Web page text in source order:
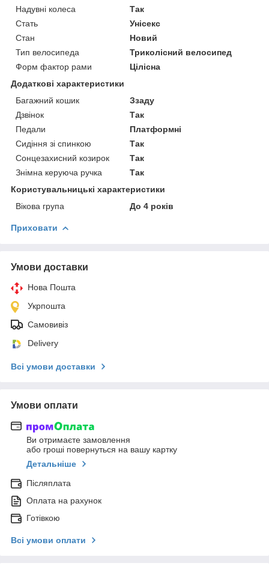
Надувні колеса
Так
Стать
Унісекс
Стан
Новий
Тип велосипеда
Триколісний велосипед
Форм фактор рами
Цілісна
Додаткові характеристики
Багажний кошик
Ззаду
Дзвінок
Так
Педали
Платформні
Сидіння зі спинкою
Так
Сонцезахисний козирок
Так
Знімна керуюча ручка
Так
Користувальницькі характеристики
Вікова група
До 4 років
Приховати
Умови доставки
Нова Пошта
Укрпошта
Самовивіз
Delivery
Всі умови доставки
Умови оплати
Ви отримаєте замовлення
або гроші повернуться на вашу картку
Детальніше
Післяплата
Оплата на рахунок
Готівкою
Всі умови оплати